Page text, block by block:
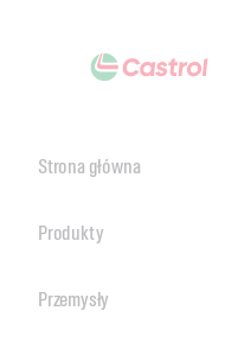
Strona główna
Produkty
Przemysły